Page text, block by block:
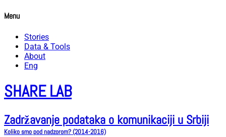
Menu
Stories
Data & Tools
About
Eng
SHARE LAB
Zadržavanje podataka o komunikaciji u Srbiji
Koliko smo pod nadzorom? (2014-2016)